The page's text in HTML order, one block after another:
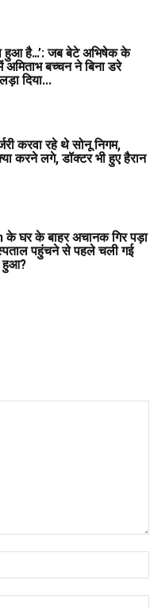
हुआ है…’: जब बेटे अभिषेक के
बच्चन ने बिना डरे
दिया...
करवा रहे थे सोनू निगम,
करने लगे, डॉक्टर भी हुए हैरान
के घर के बाहर अचानक गिर पड़ा
पहुंचने से पहले चली गई
हुआ?